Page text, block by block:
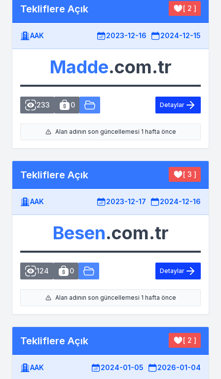
Tekliflere Açık [ 2 ]
AAK 2023-12-16 2024-12-15
Madde.com.tr
233 0 Detaylar
Alan adının son güncellemesi 1 hafta önce
Tekliflere Açık [ 3 ]
AAK 2023-12-17 2024-12-16
Besen.com.tr
124 0 Detaylar
Alan adının son güncellemesi 1 hafta önce
Tekliflere Açık [ 2 ]
AAK 2024-01-05 2026-01-04